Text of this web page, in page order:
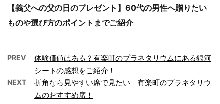
【義父への父の日のプレゼント】60代の男性へ贈りたい
ものや選び方のポイントまでご紹介
PREV
体験価値はある？有楽町のプラネタリウムにある銀河
シートの感想をご紹介！
NEXT
折角なら見やすい席で見たい｜有楽町のプラネタリウ
ムのおすすめ席！